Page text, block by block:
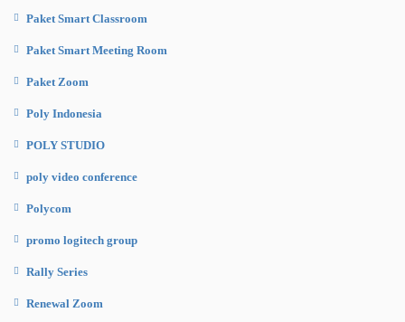
Paket Smart Classroom
Paket Smart Meeting Room
Paket Zoom
Poly Indonesia
POLY STUDIO
poly video conference
Polycom
promo logitech group
Rally Series
Renewal Zoom